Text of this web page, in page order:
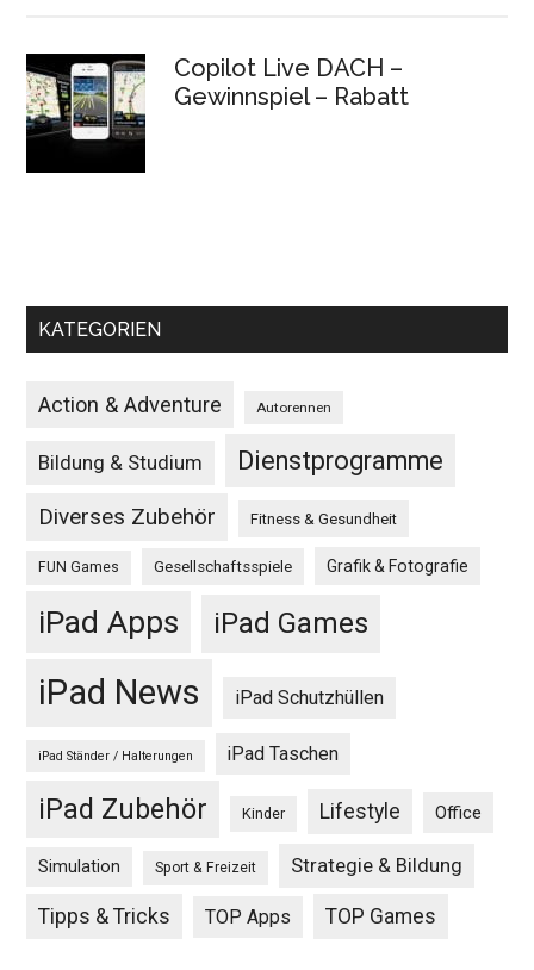
Copilot Live DACH –
Gewinnspiel – Rabatt
KATEGORIEN
Action & Adventure Autorennen
Bildung & Studium Dienstprogramme
Diverses Zubehör Fitness & Gesundheit
FUN Games Gesellschaftsspiele Grafik & Fotografie
iPad Apps iPad Games
iPad News iPad Schutzhüllen
iPad Ständer / Halterungen iPad Taschen
iPad Zubehör Kinder Lifestyle Office
Simulation Sport & Freizeit Strategie & Bildung
Tipps & Tricks TOP Apps TOP Games